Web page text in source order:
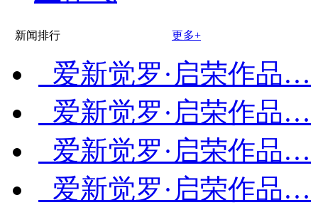
新闻排行 更多+
爱新觉罗·启荣作品…
爱新觉罗·启荣作品…
爱新觉罗·启荣作品…
爱新觉罗·启荣作品…